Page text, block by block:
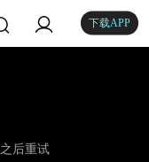
下载APP
后重试